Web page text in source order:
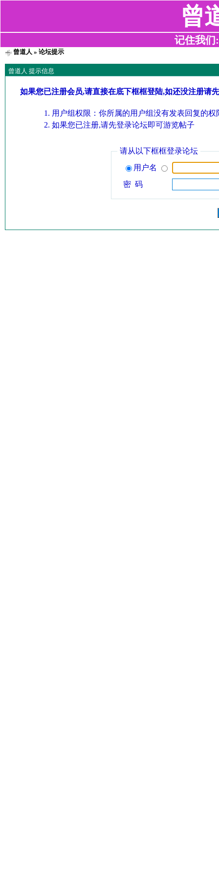
曾
记住我们
曾道人 » 论坛提示
曾道人 提示信息
如果您已注册会员,请直接在底下框框登陆,如还没注册请
用户组权限：你所属的用户组没有发表回复的权
如果您已注册,请先登录论坛即可游览帖子
请从以下框框登录论坛
用户名
密 码